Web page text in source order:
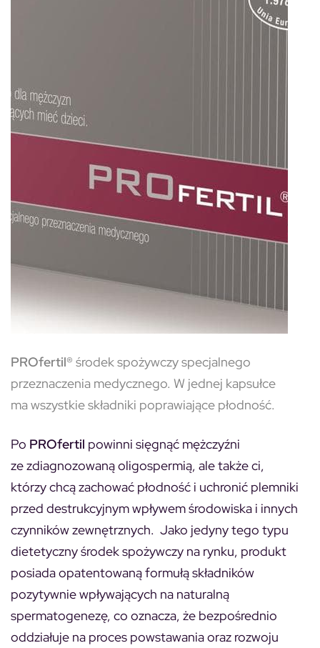
PROfertil® środek spożywczy specjalnego
przeznaczenia medycznego. W jednej kapsułce
ma wszystkie składniki poprawiające płodność.
Po PROfertil powinni sięgnąć mężczyźni
ze zdiagnozowaną oligospermią, ale także ci,
którzy chcą zachować płodność i uchronić plemniki
przed destrukcyjnym wpływem środowiska i innych
czynników zewnętrznych. Jako jedyny tego typu
dietetyczny środek spożywczy na rynku, produkt
posiada opatentowaną formułą składników
pozytywnie wpływających na naturalną
spermatogenezę, co oznacza, że bezpośrednio
oddziałuje na proces powstawania oraz rozwoju